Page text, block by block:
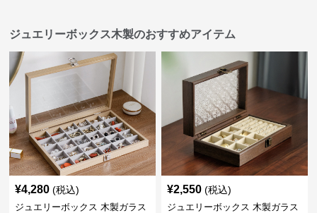
ジュエリーボックス木製のおすすめアイテム
¥4,280 (税込)
ジュエリーボックス 木製ガラス
¥2,550 (税込)
ジュエリーボックス 木製ガラス